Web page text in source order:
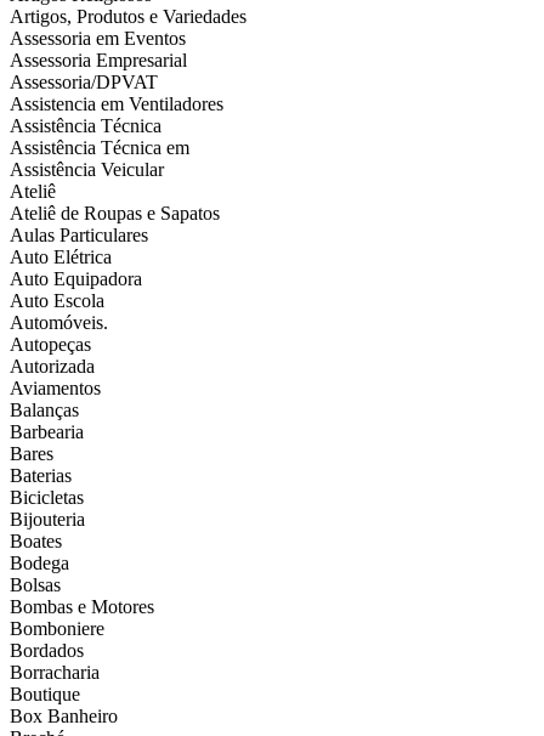
Artigos, Produtos e Variedades
Assessoria em Eventos
Assessoria Empresarial
Assessoria/DPVAT
Assistencia em Ventiladores
Assistência Técnica
Assistência Técnica em
Assistência Veicular
Ateliê
Ateliê de Roupas e Sapatos
Aulas Particulares
Auto Elétrica
Auto Equipadora
Auto Escola
Automóveis.
Autopeças
Autorizada
Aviamentos
Balanças
Barbearia
Bares
Baterias
Bicicletas
Bijouteria
Boates
Bodega
Bolsas
Bombas e Motores
Bomboniere
Bordados
Borracharia
Boutique
Box Banheiro